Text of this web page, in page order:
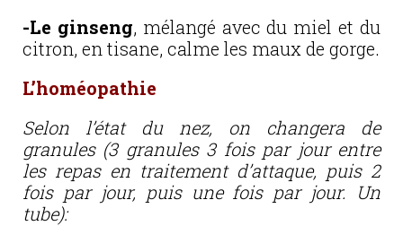
-Le ginseng, mélangé avec du miel et du
citron, en tisane, calme les maux de gorge.
L’homéopathie
Selon l’état du nez, on changera de
granules (3 granules 3 fois par jour entre
les repas en traitement d’attaque, puis 2
fois par jour, puis une fois par jour. Un
tube):